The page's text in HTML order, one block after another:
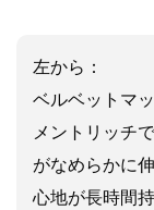
左から：
ベルベットマ
メントリッチ
がなめらかに
心地が長時間